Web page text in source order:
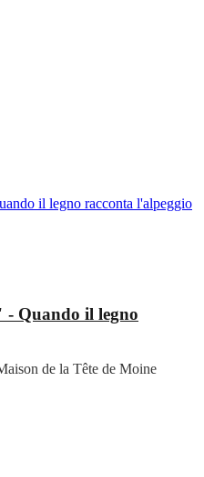
- Quando il legno
de la Tête de Moine